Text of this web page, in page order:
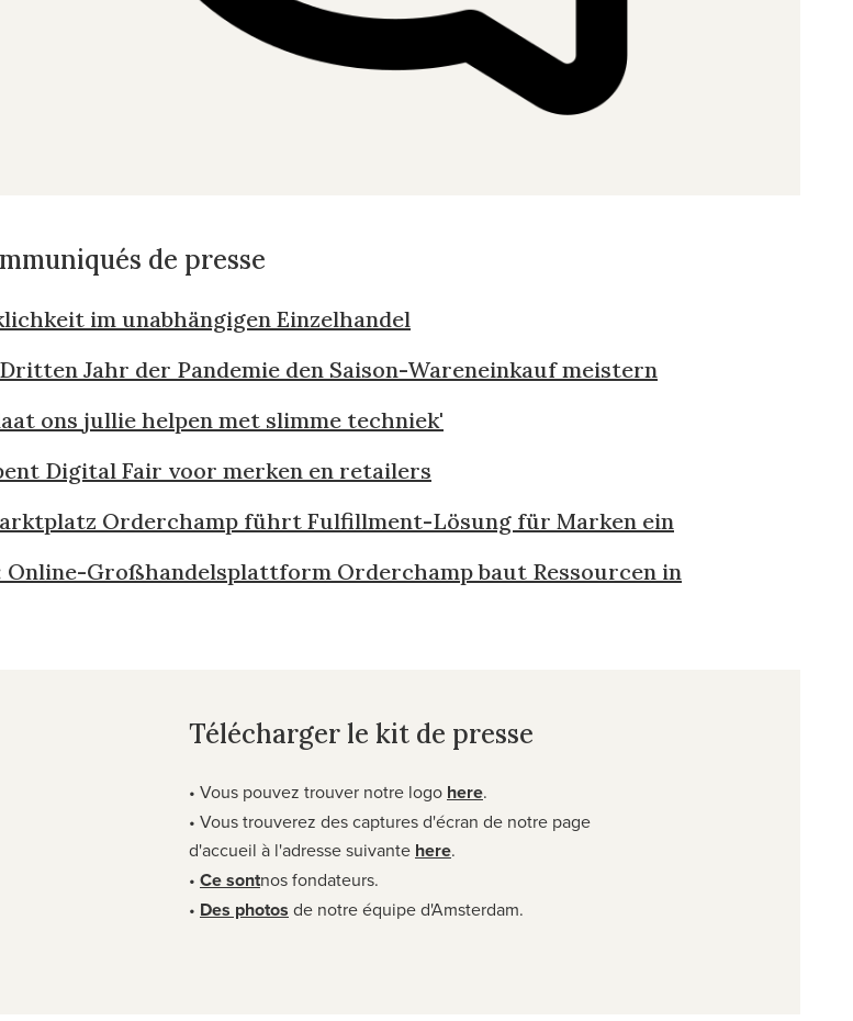
de presse
im unabhängigen Einzelhandel
Jahr der Pandemie den Saison-Wareneinkauf meistern
ons jullie helpen met slimme techniek'
Digital Fair voor merken en retailers
Orderchamp führt Fulfillment-Lösung für Marken ein
Online-Großhandelsplattform Orderchamp baut Ressourcen in
Télécharger le kit de presse
• Vous pouvez trouver notre logo here.
• Vous trouverez des captures d'écran de notre page
d'accueil à l'adresse suivante here.
• Ce sontnos fondateurs.
• Des photos de notre équipe d'Amsterdam.